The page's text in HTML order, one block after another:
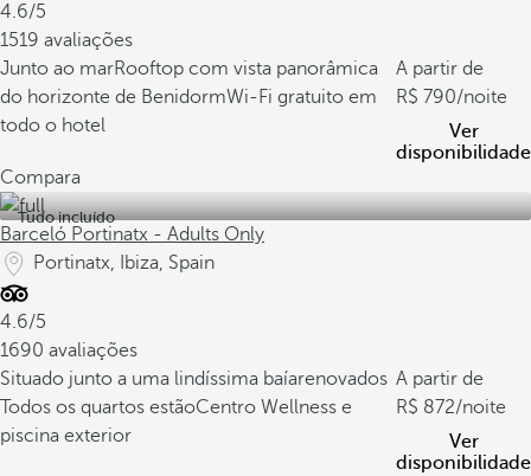
4.6/5
1519 avaliações
Junto ao marRooftop com vista panorâmica
do horizonte de BenidormWi-Fi gratuito em
todo o hotel
A partir de
790/noite
Ver
disponibilidade
Compara
Tudo incluído
Barceló Portinatx - Adults Only
Portinatx, Ibiza, Spain
4.6/5
1690 avaliações
Situado junto a uma lindíssima baíarenovados
Todos os quartos estãoCentro Wellness e
piscina exterior
A partir de
872/noite
Ver
disponibilidade